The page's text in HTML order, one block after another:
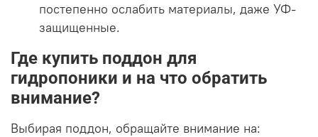
постепенно ослабить материалы, даже УФ-
защищенные.
Где купить поддон для
гидропоники и на что обратить
внимание?
Выбирая поддон, обращайте внимание на: